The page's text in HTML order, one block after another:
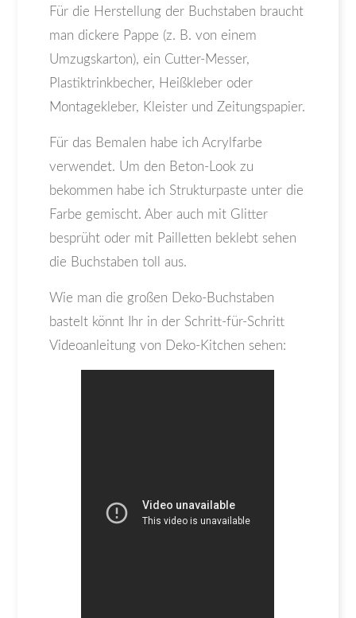
Für die Herstellung der Buchstaben braucht
man dickere Pappe (z. B. von einem
Umzugskarton), ein Cutter-Messer,
Plastiktrinkbecher, Heißkleber oder
Montagekleber, Kleister und Zeitungspapier.
Für das Bemalen habe ich Acrylfarbe
verwendet. Um den Beton-Look zu
bekommen habe ich Strukturpaste unter die
Farbe gemischt. Aber auch mit Glitter
besprüht oder mit Pailletten beklebt sehen
die Buchstaben toll aus.
Wie man die großen Deko-Buchstaben
bastelt könnt Ihr in der Schritt-für-Schritt
Videoanleitung von Deko-Kitchen sehen: